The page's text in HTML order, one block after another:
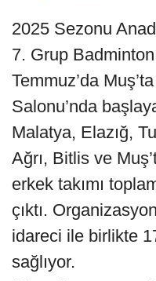
2025 Sezonu
7. Grup
Temmuz’da
Salonu’nda
Malatya, Elazığ,
Ağrı, Bitlis ve
erkek takımı
çıktı.
idareci ile birlikte
sağlıyor.